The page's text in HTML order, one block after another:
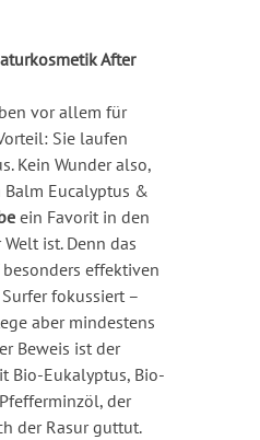
After
vor allem für
Sie laufen
Kein Wunder also,
Balm Eucalyptus &
ein Favorit in den
ist. Denn das
effektiven
fokussiert –
aber mindestens
Beweis ist der
Bio-Eukalyptus, Bio-
der
der Rasur guttut.